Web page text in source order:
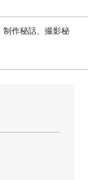
制作秘話、撮影秘